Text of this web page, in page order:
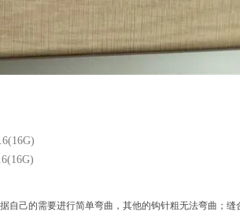
自己的需要进行简单弯曲，其他的钩针粗无法弯曲；